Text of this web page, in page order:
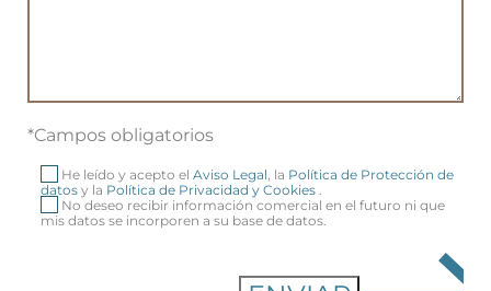
*Campos obligatorios
He leído y acepto el Aviso Legal, la Política de Protección de
datos y la Política de Privacidad y Cookies .
No deseo recibir información comercial en el futuro ni que
mis datos se incorporen a su base de datos.